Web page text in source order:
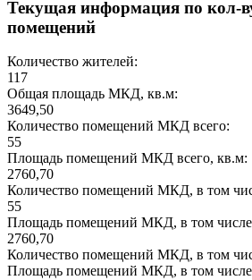
Текущая информация по кол-
помещений
Количество жителей:
117
Общая площадь МКД, кв.м:
3649,50
Количество помещений МКД всего:
55
Площадь помещений МКД всего, кв.м:
2760,70
Количество помещений МКД, в том
55
Площадь помещений МКД, в том
2760,70
Количество помещений МКД, в том
Площадь помещений МКД, в том